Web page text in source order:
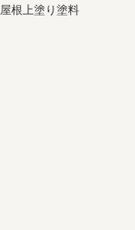
屋根上塗り塗料